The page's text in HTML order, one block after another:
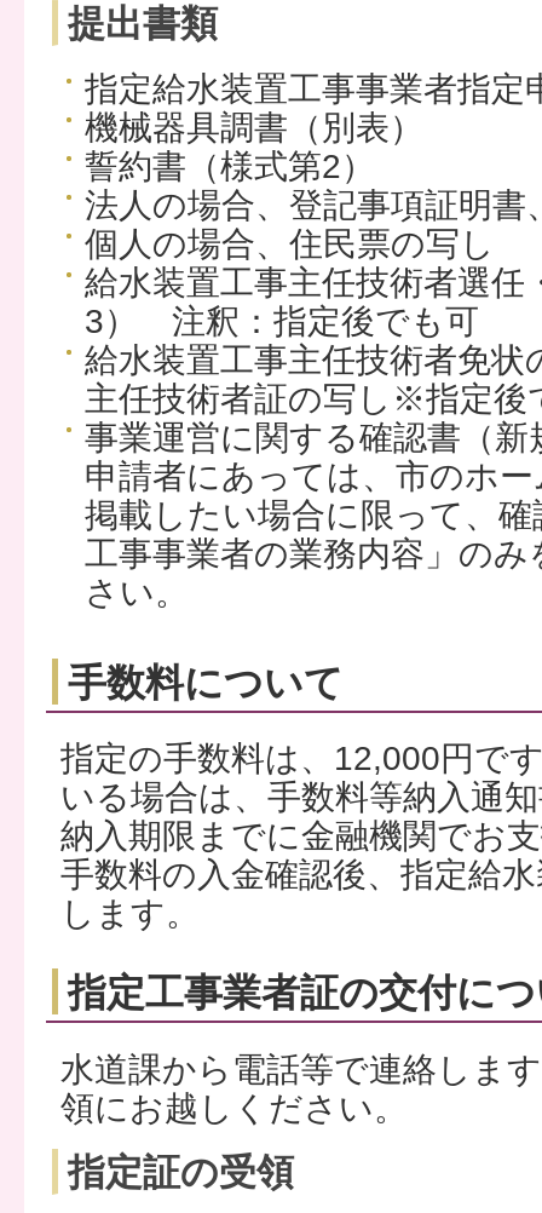
提出書類
指定給水装置工事事業者指定
機械器具調書（別表）
誓約書（様式第2）
法人の場合、登記事項証明書
個人の場合、住民票の写し
給水装置工事主任技術者選任
3） 注釈：指定後でも可
給水装置工事主任技術者免
主任技術者証の写し※指定後
事業運営に関する確認書（
申請者にあっては、市のホ
掲載したい場合に限って、
工事事業者の業務内容」の
さい。
手数料について
指定の手数料は、12,000円で
いる場合は、手数料等納入通
納入期限までに金融機関でお
手数料の入金確認後、指定給
します。
指定工事業者証の交付に
水道課から電話等で連絡しま
領にお越しください。
指定証の受領